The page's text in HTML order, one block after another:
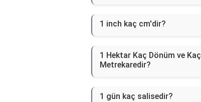
1 inch kaç cm'dir?
1 Hektar Kaç Dönüm ve Kaç
Metrekaredir?
1 gün kaç salisedir?